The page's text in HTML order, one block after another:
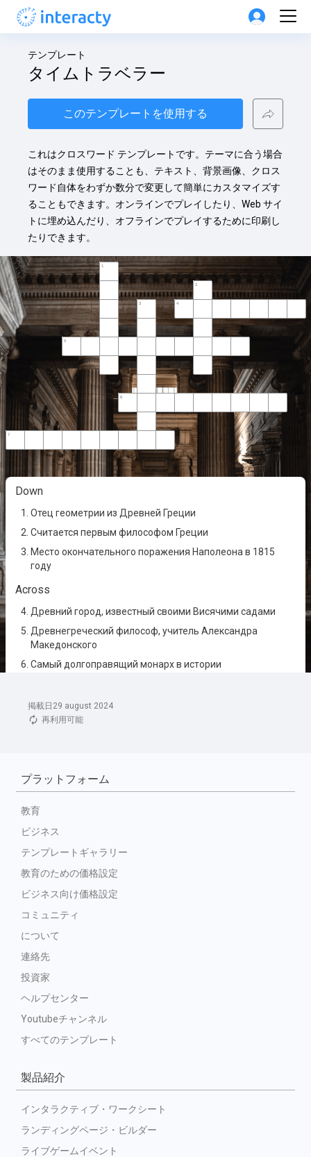
掲載日29 august 2024
再利用可能
テンプレート
タイムトラベラー
このテンプレートを使用する
これはクロスワード テンプレートです。テーマに合う場合
はそのまま使用することも、テキスト、背景画像、クロス
ワード自体をわずか数分で変更して簡単にカスタマイズす
ることもできます。オンラインでプレイしたり、Web サイ
トに埋め込んだり、オフラインでプレイするために印刷し
たりできます。
プラットフォーム
教育
ビジネス
テンプレートギャラリー
教育のための価格設定
ビジネス向け価格設定
コミュニティ
について
連絡先
投資家
ヘルプセンター
Youtubeチャンネル
すべてのテンプレート
製品紹介
インタラクティブ・ワークシート
ランディングページ・ビルダー
ライブゲームイベント